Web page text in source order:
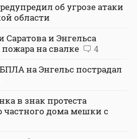
об угрозе атаки
области
Саратова и Энгельса
на свалке
4
на Энгельс пострадал
в знак протеста
частного дома мешки с